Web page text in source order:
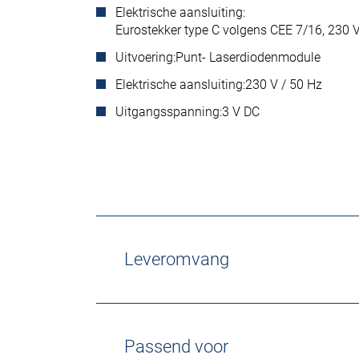
Elektrische aansluiting:
Eurostekker type C volgens CEE 7/16, 230
Uitvoering:Punt- Laserdiodenmodule
Elektrische aansluiting:230 V / 50 Hz
Uitgangsspanning:3 V DC
Leveromvang
Passend voor